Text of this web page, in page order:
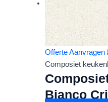
Offerte Aanvragen
Composiet
Bianco